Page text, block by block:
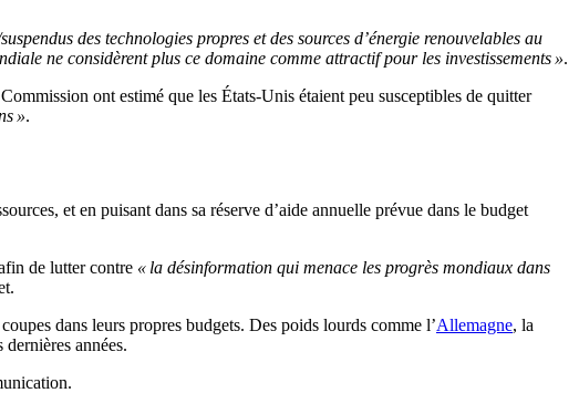
des technologies propres et des sources d’énergie renouvelables au
ne considèrent plus ce domaine comme attractif pour les investissements ».
ont estimé que les États-Unis étaient peu susceptibles de quitter
».
et en puisant dans sa réserve d’aide annuelle prévue dans le budget
de lutter contre « la désinformation qui menace les progrès mondiaux dans
dans leurs propres budgets. Des poids lourds comme l’Allemagne, la
années.